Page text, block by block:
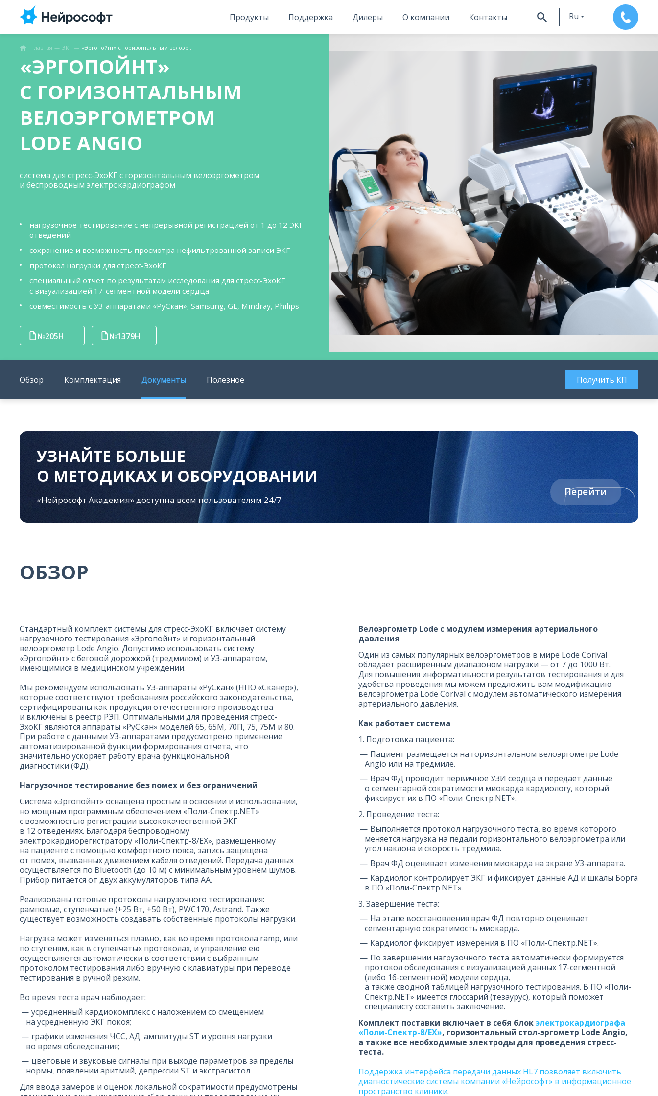
Продукты Поддержка Дилеры О компании Контакты Ru
Главная ЭКГ «Эргопойнт» с горизонтальным велоэргометром Lode Angio
«ЭРГОПОЙНТ»
С ГОРИЗОНТАЛЬНЫМ
ВЕЛОЭРГОМЕТРОМ
LODE ANGIO
система для стресс-ЭхоКГ с горизонтальным велоэргометром
и беспроводным электрокардиографом
нагрузочное тестирование с непрерывной регистрацией от 1 до 12 ЭКГ-
отведений
сохранение и возможность просмотра нефильтрованной записи ЭКГ
протокол нагрузки для стресс-ЭхоКГ
специальный отчет по результатам исследования для стресс-ЭхоКГ
с визуализацией 17-сегментной модели сердца
совместимость с УЗ-аппаратами «РуСкан», Samsung, GE, Mindray, Philips
№205Н №1379Н
Обзор Комплектация Документы Полезное Получить КП
УЗНАЙТЕ БОЛЬШЕ
О МЕТОДИКАХ И ОБОРУДОВАНИИ
«Нейрософт Академия» доступна всем пользователям 24/7
Перейти
ОБЗОР
Стандартный комплект системы для стресс-ЭхоКГ включает систему
нагрузочного тестирования «Эргопойнт» и горизонтальный
велоэргометр Lode Angio. Допустимо использовать систему
«Эргопойнт» с беговой дорожкой (тредмилом) и УЗ-аппаратом,
имеющимися в медицинском учреждении.
Мы рекомендуем использовать УЗ-аппараты «РуСкан» (НПО «Сканер»),
которые соответствуют требованиям российского законодательства,
сертифицированы как продукция отечественного производства
и включены в реестр РЭП. Оптимальными для проведения стресс-
ЭхоКГ являются аппараты «РуСкан» моделей 65, 65M, 70П, 75, 75М и 80.
При работе с данными УЗ-аппаратами предусмотрено применение
автоматизированной функции формирования отчета, что
значительно ускоряет работу врача функциональной
диагностики (ФД).
Нагрузочное тестирование без помех и без ограничений
Система «Эргопойнт» оснащена простым в освоении и использовании,
но мощным программным обеспечением «Поли-Спектр.NET»
с возможностью регистрации высококачественной ЭКГ
в 12 отведениях. Благодаря беспроводному
электрокардиорегистратору «Поли-Спектр-8/ЕХ», размещенному
на пациенте с помощью комфортного пояса, запись защищена
от помех, вызванных движением кабеля отведений. Передача данных
осуществляется по Bluetooth (до 10 м) с минимальным уровнем шумов.
Прибор питается от двух аккумуляторов типа AA.
Реализованы готовые протоколы нагрузочного тестирования:
рамповые, ступенчатые (+25 Вт, +50 Вт), PWC170, Astrand. Также
существует возможность создавать собственные протоколы нагрузки.
Нагрузка может изменяться плавно, как во время протокола ramp, или
по ступеням, как в ступенчатых протоколах, и управление ею
осуществляется автоматически в соответствии с выбранным
протоколом тестирования либо вручную с клавиатуры при переводе
тестирования в ручной режим.
Во время теста врач наблюдает:
усредненный кардиокомплекс с наложением со смещением
на усредненную ЭКГ покоя;
графики изменения ЧСС, АД, амплитуды ST и уровня нагрузки
во время обследования;
цветовые и звуковые сигналы при выходе параметров за пределы
нормы, появлении аритмий, депрессии ST и экстрасистол.
Для ввода замеров и оценок локальной сократимости предусмотрены
Велоэргометр Lode с модулем измерения артериального
давления
Один из самых популярных велоэргометров в мире Lode Corival
обладает расширенным диапазоном нагрузки — от 7 до 1000 Вт.
Для повышения информативности результатов тестирования и для
удобства проведения мы можем предложить вам модификацию
велоэргометра Lode Corival с модулем автоматического измерения
артериального давления.
Как работает система
1. Подготовка пациента:
Пациент размещается на горизонтальном велоэргометре Lode
Angio или на тредмиле.
Врач ФД проводит первичное УЗИ сердца и передает данные
о сегментарной сократимости миокарда кардиологу, который
фиксирует их в ПО «Поли-Спектр.NET».
2. Проведение теста:
Выполняется протокол нагрузочного теста, во время которого
меняется нагрузка на педали горизонтального велоэргометра или
угол наклона и скорость тредмила.
Врач ФД оценивает изменения миокарда на экране УЗ-аппарата.
Кардиолог контролирует ЭКГ и фиксирует данные АД и шкалы Борга
в ПО «Поли-Спектр.NET».
3. Завершение теста:
На этапе восстановления врач ФД повторно оценивает
сегментарную сократимость миокарда.
Кардиолог фиксирует измерения в ПО «Поли-Спектр.NET».
По завершении нагрузочного теста автоматически формируется
протокол обследования с визуализацией данных 17-сегментной
(либо 16-сегментной) модели сердца,
а также сводной таблицей нагрузочного тестирования. В ПО «Поли-
Спектр.NET» имеется глоссарий (тезаурус), который поможет
специалисту составить заключение.
Комплект поставки включает в себя блокэлектрокардиографа
«Поли-Спектр-8/ЕX», горизонтальный стол-эргометр Lode Angio,
а также все необходимые электроды для проведения стресс-
теста.
Поддержка интерфейса передачи данных HL7 позволяет включить
диагностические системы компании «Нейрософт» в информационное
пространство клиники.